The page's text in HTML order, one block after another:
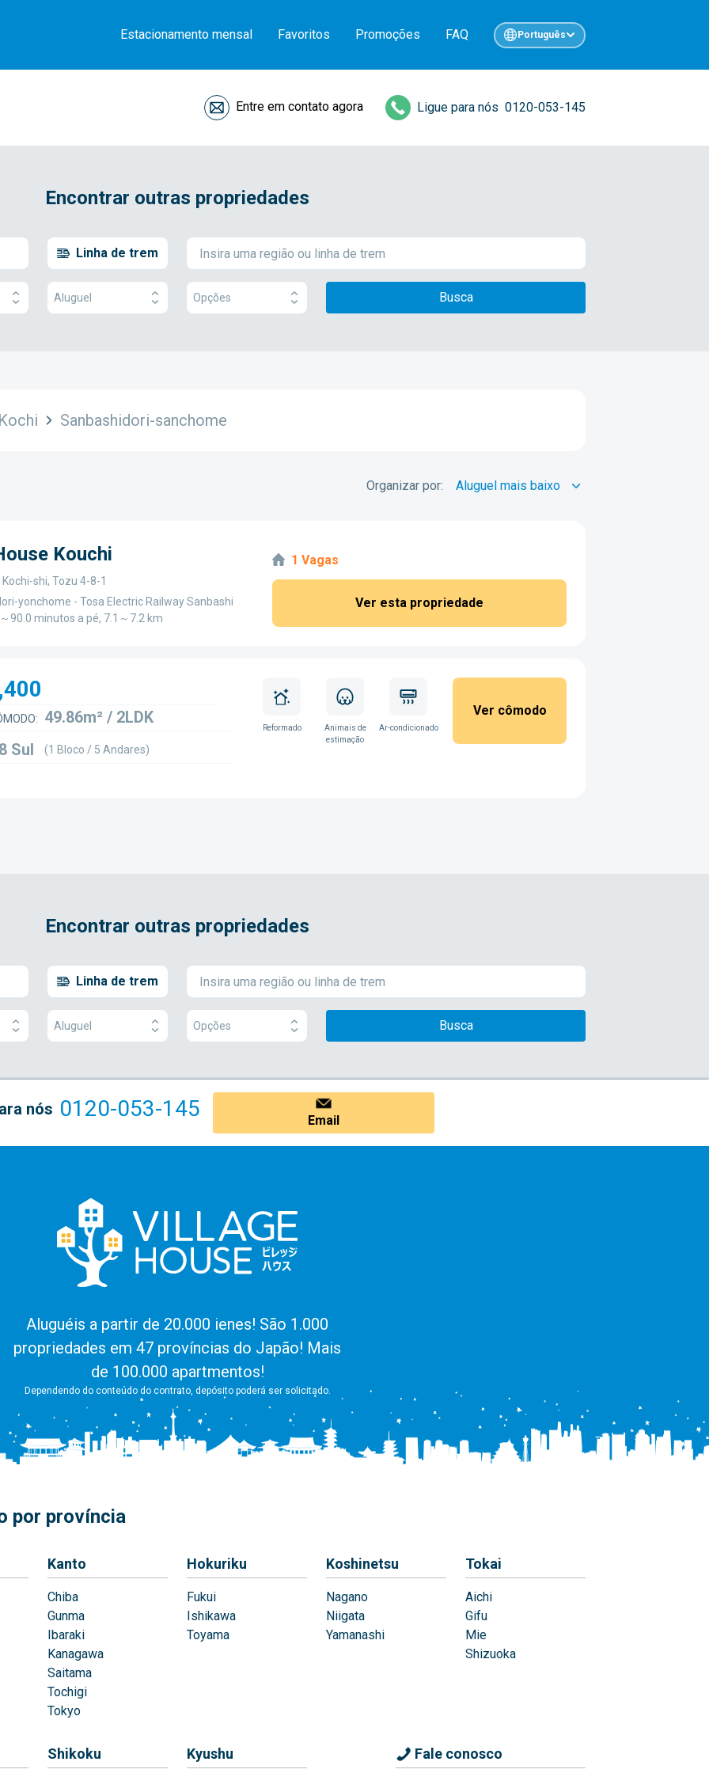
Estacionamento mensal Favoritos Promoções FAQ Português
Entre em contato agora Ligue para nós 0120-053-145
Encontrar outras propriedades
Linha de trem
Aluguel Opções Busca
Kochi Sanbashidori-sanchome
Organizar por:
Kouchi
shi, Tozu 4-8-1
yonchome - Tosa Electric Railway Sanbashi
～90.0 minutos a pé, 7.1～7.2 km
1 Vagas
Ver esta propriedade
49.86m² / 2LDK
Sul (1 Bloco / 5 Andares)
Reformado
Animais de
estimação
Ar-condicionado
Ver cômodo
Encontrar outras propriedades
Linha de trem
Aluguel Opções Busca
nós 0120-053-145 Email
Aluguéis a partir de 20.000 ienes! São 1.000
propriedades em 47 províncias do Japão! Mais
de 100.000 apartmentos!
Dependendo do conteúdo do contrato, depósito poderá ser solicitado.
por província
Kanto
Chiba
Gunma
Ibaraki
Kanagawa
Saitama
Tochigi
Tokyo
Hokuriku
Fukui
Ishikawa
Toyama
Koshinetsu
Nagano
Niigata
Yamanashi
Tokai
Aichi
Gifu
Mie
Shizuoka
Shikoku Kyushu Fale conosco